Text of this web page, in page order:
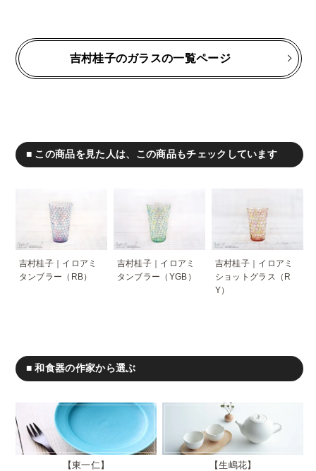
吉村桂子のガラスの一覧ページ
■ この商品を見た人は、この商品もチェックしています
吉村桂子｜イロアミ
タンブラー（RB）
吉村桂子｜イロアミ
タンブラー（YGB）
吉村桂子｜イロアミ
ショットグラス（R
Y）
■ 和食器の作家から選ぶ
東一仁 生嶋花